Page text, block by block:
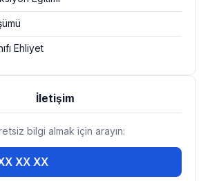
Ehliyet
İletişim
bilgi almak için arayın:
XX XX